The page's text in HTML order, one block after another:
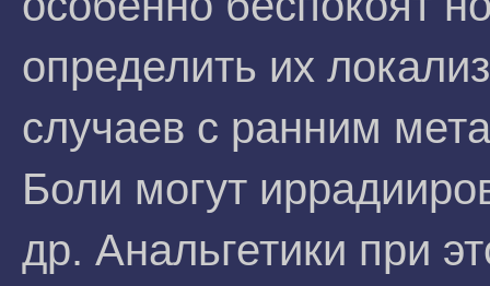
определить их
случаев с ранним
Боли могут
др. Анальгетики при